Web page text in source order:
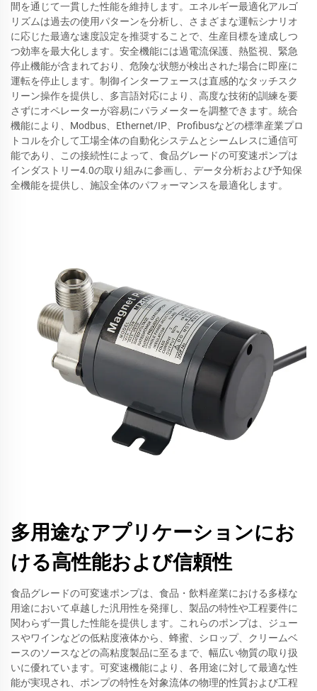
間を通じて一貫した性能を維持します。エネルギー最適化アルゴ
リズムは過去の使用パターンを分析し、さまざまな運転シナリオ
に応じた最適な速度設定を推奨することで、生産目標を達成しつ
つ効率を最大化します。安全機能には過電流保護、熱監視、緊急
停止機能が含まれており、危険な状態が検出された場合に即座に
運転を停止します。制御インターフェースは直感的なタッチスク
リーン操作を提供し、多言語対応により、高度な技術的訓練を要
さずにオペレーターが容易にパラメーターを調整できます。統合
機能により、Modbus、Ethernet/IP、Profibusなどの標準産業プロ
トコルを介して工場全体の自動化システムとシームレスに通信可
能であり、この接続性によって、食品グレードの可変速ポンプは
インダストリー4.0の取り組みに参画し、データ分析および予知保
全機能を提供し、施設全体のパフォーマンスを最適化します。
多用途なアプリケーションにお
ける高性能および信頼性
食品グレードの可変速ポンプは、食品・飲料産業における多様な
用途において卓越した汎用性を発揮し、製品の特性や工程要件に
関わらず一貫した性能を提供します。これらのポンプは、ジュー
スやワインなどの低粘度液体から、蜂蜜、シロップ、クリームベ
ースのソースなどの高粘度製品に至るまで、幅広い物質の取り扱
いに優れています。可変速機能により、各用途に対して最適な性
能が実現され、ポンプの特性を対象流体の物理的性質および工程